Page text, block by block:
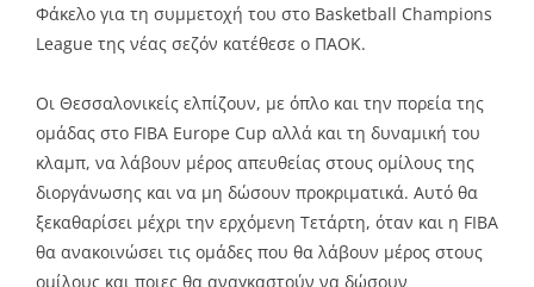
Φάκελο για τη συμμετοχή του στο Basketball Champions
League της νέας σεζόν κατέθεσε ο ΠΑΟΚ.
Οι Θεσσαλονικείς ελπίζουν, με όπλο και την πορεία της
ομάδας στο FIBA Europe Cup αλλά και τη δυναμική του
κλαμπ, να λάβουν μέρος απευθείας στους ομίλους της
διοργάνωσης και να μη δώσουν προκριματικά. Αυτό θα
ξεκαθαρίσει μέχρι την ερχόμενη Τετάρτη, όταν και η FIBA
θα ανακοινώσει τις ομάδες που θα λάβουν μέρος στους
ομίλους και ποιες θα αναγκαστούν να δώσουν